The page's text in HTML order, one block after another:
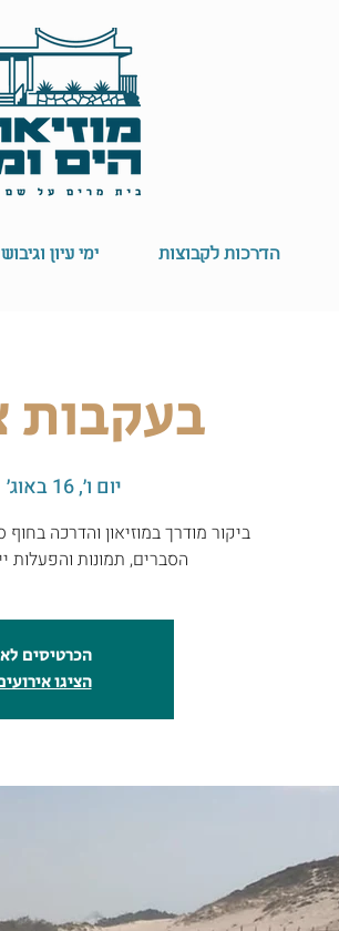
הדרכות לקבוצות ימי עיון וגיבוש
בעקבות
יום ו׳, 16 באוג׳
הסברים, תמונות והפעלות
הכרטיסים
הציגו